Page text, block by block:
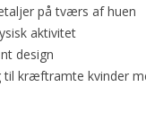
på tværs af huen
aktivitet
design
kræftramte kvinder